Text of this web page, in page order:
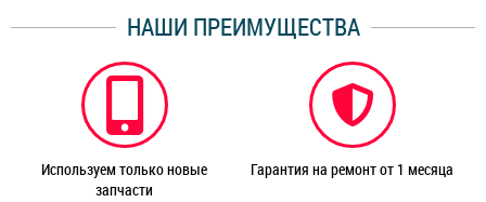
НАШИ ПРЕИМУЩЕСТВА
Используем только новые
запчасти
Гарантия на ремонт от 1 месяца